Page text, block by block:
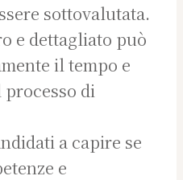
sottovalutata.
e dettagliato può
il tempo e
di
a capire se
e